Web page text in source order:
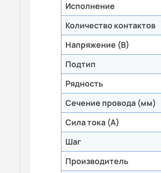
Исполнение
Количество контактов
Напряжение (В)
Подтип
Рядность
Сечение провода (мм)
Сила тока (А)
Шаг
Производитель